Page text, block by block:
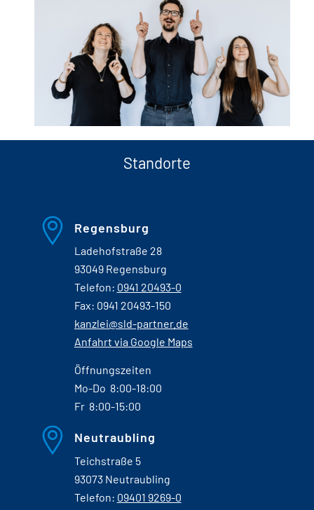
Standorte
Regensburg
Ladehofstraße 28
93049 Regensburg
Telefon: 0941 20493-0
Fax: 0941 20493-150
kanzlei@sld-partner.de
Anfahrt via Google Maps
Öffnungszeiten
Mo-Do 8:00-18:00
Fr 8:00-15:00
Neutraubling
Teichstraße 5
93073 Neutraubling
Telefon: 09401 9269-0